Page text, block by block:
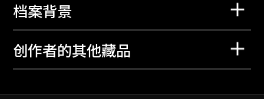
档案背景
创作者的其他藏品